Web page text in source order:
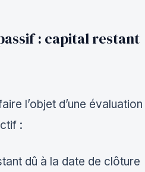
: capital restant
l’objet d’une évaluation
:
dû à la date de clôture